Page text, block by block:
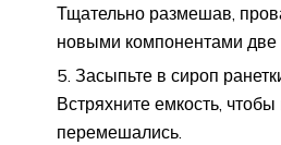
Тщательно размешав,
новыми компонентами две
Засыпьте в сироп
Встряхните емкость,
перемешались.